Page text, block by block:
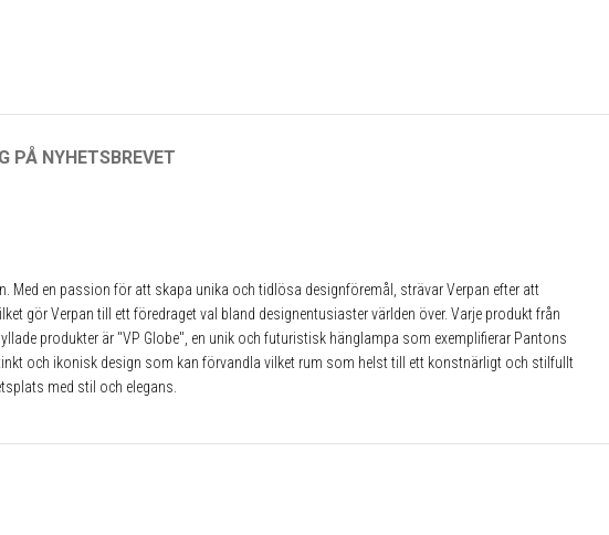
PÅ NYHETSBREVET
Med en passion för att skapa unika och tidlösa designföremål, strävar Verpan efter att
gör Verpan till ett föredraget val bland designentusiaster världen över. Varje produkt från
produkter är "VP Globe", en unik och futuristisk hänglampa som exemplifierar Pantons
och ikonisk design som kan förvandla vilket rum som helst till ett konstnärligt och stilfullt
med stil och elegans.